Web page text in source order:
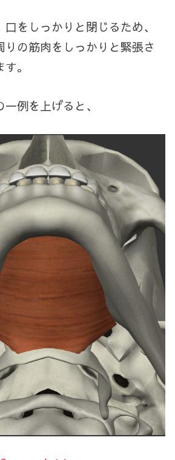
をしっかりと閉じるため、
りの筋肉をしっかりと緊張さ
。
例を上げると、